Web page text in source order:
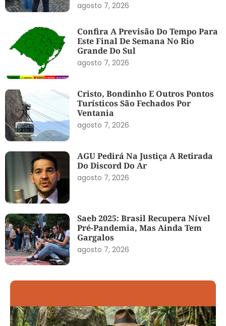
agosto 7, 2026
Confira A Previsão Do Tempo Para
Este Final De Semana No Rio
Grande Do Sul
agosto 7, 2026
Cristo, Bondinho E Outros Pontos
Turísticos São Fechados Por
Ventania
agosto 7, 2026
AGU Pedirá Na Justiça A Retirada
Do Discord Do Ar
agosto 7, 2026
Saeb 2025: Brasil Recupera Nível
Pré-Pandemia, Mas Ainda Tem
Gargalos
agosto 7, 2026